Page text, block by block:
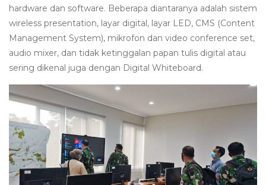
hardware dan software. Beberapa diantaranya adalah sistem
wireless presentation, layar digital, layar LED, CMS (Content
Management System), mikrofon dan video conference set,
audio mixer, dan tidak ketinggalan papan tulis digital atau
sering dikenal juga dengan Digital Whiteboard.